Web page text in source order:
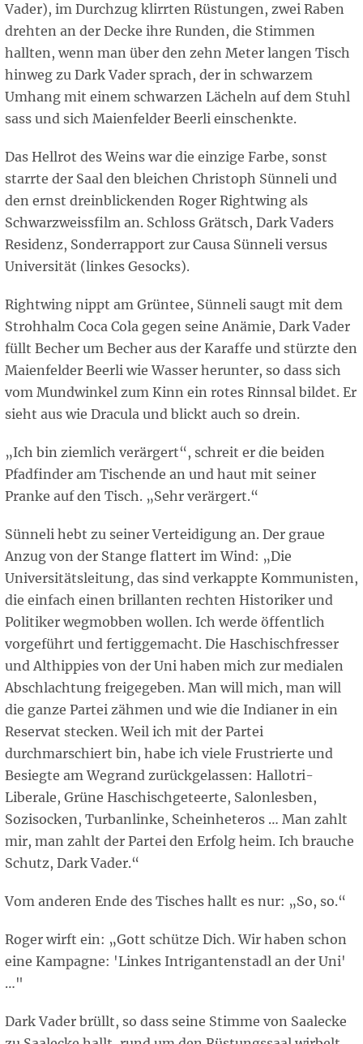
Vader), im Durchzug klirrten Rüstungen, zwei Raben
drehten an der Decke ihre Runden, die Stimmen
hallten, wenn man über den zehn Meter langen Tisch
hinweg zu Dark Vader sprach, der in schwarzem
Umhang mit einem schwarzen Lächeln auf dem Stuhl
sass und sich Maienfelder Beerli einschenkte.
Das Hellrot des Weins war die einzige Farbe, sonst
starrte der Saal den bleichen Christoph Sünneli und
den ernst dreinblickenden Roger Rightwing als
Schwarzweissfilm an. Schloss Grätsch, Dark Vaders
Residenz, Sonderrapport zur Causa Sünneli versus
Universität (linkes Gesocks).
Rightwing nippt am Grüntee, Sünneli saugt mit dem
Strohhalm Coca Cola gegen seine Anämie, Dark Vader
füllt Becher um Becher aus der Karaffe und stürzte den
Maienfelder Beerli wie Wasser herunter, so dass sich
vom Mundwinkel zum Kinn ein rotes Rinnsal bildet. Er
sieht aus wie Dracula und blickt auch so drein.
„Ich bin ziemlich verärgert“, schreit er die beiden
Pfadfinder am Tischende an und haut mit seiner
Pranke auf den Tisch. „Sehr verärgert.“
Sünneli hebt zu seiner Verteidigung an. Der graue
Anzug von der Stange flattert im Wind: „Die
Universitätsleitung, das sind verkappte Kommunisten,
die einfach einen brillanten rechten Historiker und
Politiker wegmobben wollen. Ich werde öffentlich
vorgeführt und fertiggemacht. Die Haschischfresser
und Althippies von der Uni haben mich zur medialen
Abschlachtung freigegeben. Man will mich, man will
die ganze Partei zähmen und wie die Indianer in ein
Reservat stecken. Weil ich mit der Partei
durchmarschiert bin, habe ich viele Frustrierte und
Besiegte am Wegrand zurückgelassen: Hallotri-
Liberale, Grüne Haschischgeteerte, Salonlesben,
Sozisocken, Turbanlinke, Scheinheteros … Man zahlt
mir, man zahlt der Partei den Erfolg heim. Ich brauche
Schutz, Dark Vader.“
Vom anderen Ende des Tisches hallt es nur: „So, so.“
Roger wirft ein: „Gott schütze Dich. Wir haben schon
eine Kampagne: 'Linkes Intrigantenstadl an der Uni'
…"
Dark Vader brüllt, so dass seine Stimme von Saalecke